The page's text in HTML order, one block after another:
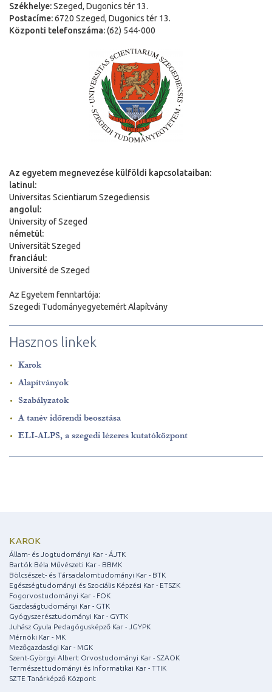
Székhelye:Szeged, Dugonics tér 13.
Postacíme:6720 Szeged, Dugonics tér 13.
Központi telefonszáma:(62) 544-000
Az egyetem megnevezése külföldi kapcsolataiban:
latinul:
Universitas Scientiarum Szegediensis
angolul:
University of Szeged
németül:
Universität Szeged
franciául:
Université de Szeged
Az Egyetem fenntartója:
Szegedi Tudományegyetemért Alapítvány
Hasznos linkek
Karok
Alapítványok
Szabályzatok
A tanév időrendi beosztása
ELI-ALPS, a szegedi lézeres kutatóközpont
KAROK
Állam- és Jogtudományi Kar - ÁJTK
Bartók Béla Művészeti Kar - BBMK
Bölcsészet- és Társadalomtudományi Kar - BTK
Egészségtudományi és Szociális Képzési Kar - ETSZK
Fogorvostudományi Kar - FOK
Gazdaságtudományi Kar - GTK
Gyógyszerésztudományi Kar - GYTK
Juhász Gyula Pedagógusképző Kar - JGYPK
Mérnöki Kar - MK
Mezőgazdasági Kar - MGK
Szent-Györgyi Albert Orvostudományi Kar - SZAOK
Természettudományi és Informatikai Kar - TTIK
SZTE Tanárképző Központ